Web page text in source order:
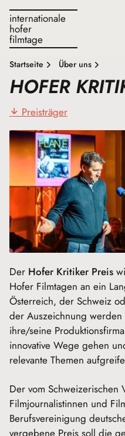
internationale
hofer
filmtage
Startseite Über uns
HOFER
Preisträger
Der Hofer Kritiker Preis
Hofer Filmtagen an ein
Österreich, der Schweiz
der Auszeichnung
ihre/seine
innovative Wege gehen
relevante Themen
Der vom Schweizerischen
Filmjournalistinnen und
Berufsvereinigung
vergebene Preis soll die